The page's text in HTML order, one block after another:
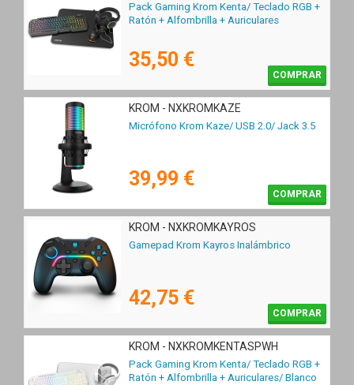
Pack Gaming Krom Kenta/ Teclado RGB +
Ratón + Alfombrilla + Auriculares
35,50 €
COMPRAR
KROM - NXKROMKAZE
Micrófono Krom Kaze/ USB 2.0/ Jack 3.5
39,99 €
COMPRAR
KROM - NXKROMKAYROS
Gamepad Krom Kayros Inalámbrico
42,75 €
COMPRAR
KROM - NXKROMKENTASPWH
Pack Gaming Krom Kenta/ Teclado RGB +
Ratón + Alfombrilla + Auriculares/ Blanco